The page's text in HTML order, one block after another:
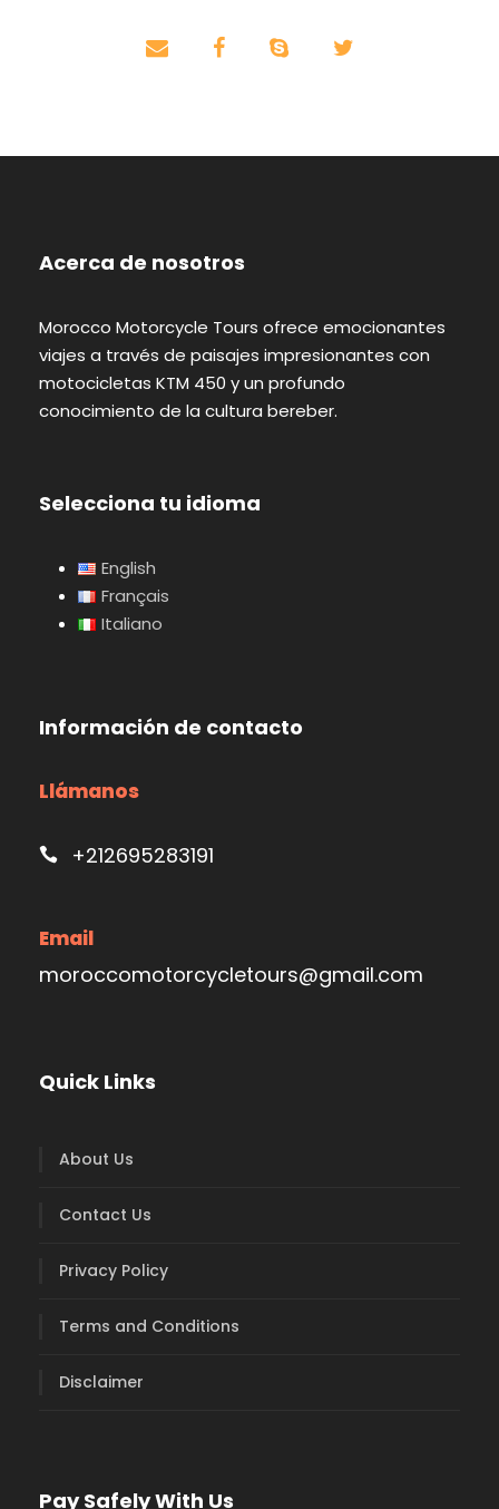
Acerca de nosotros
Morocco Motorcycle Tours ofrece emocionantes
viajes a través de paisajes impresionantes con
motocicletas KTM 450 y un profundo
conocimiento de la cultura bereber.
Selecciona tu idioma
English
Français
Italiano
Información de contacto
Llámanos
+212695283191
Email
moroccomotorcycletours@gmail.com
Quick Links
About Us
Contact Us
Privacy Policy
Terms and Conditions
Disclaimer
Pay Safely With Us